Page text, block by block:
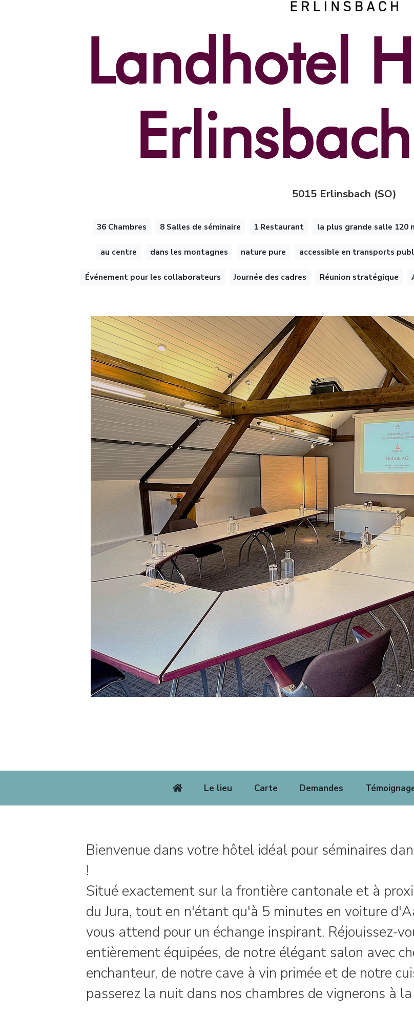
Landhotel
5015 Erlinsbach (SO)
36 Chambres 8 Salles de séminaire 1 Restaurant la plus grande salle 120
au centre dans les montagnes nature pure accessible en transports
Événement pour les collaborateurs Journée des cadres Réunion stratégique
Le lieu Carte Demandes
Bienvenue dans votre hôtel idéal pour séminaires
!
Situé exactement sur la frontière cantonale et à
du Jura, tout en n'étant qu'à 5 minutes en voiture
vous attend pour un échange inspirant. Réjouissez-
entièrement équipées, de notre élégant salon avec
enchanteur, de notre cave à vin primée et de notre
passerez la nuit dans nos chambres de vignerons à